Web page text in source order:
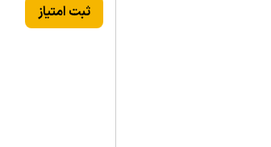
ثبت امتیاز